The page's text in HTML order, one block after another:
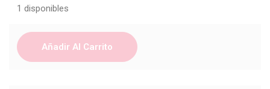
1 disponibles
Añadir Al Carrito